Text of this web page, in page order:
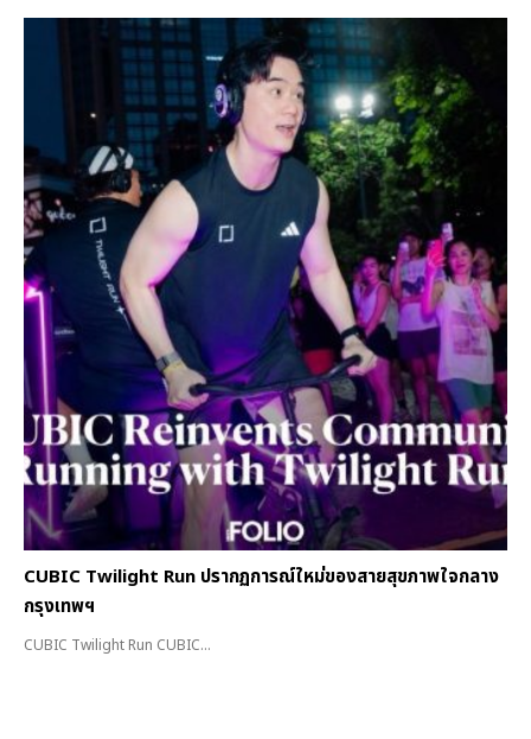
CUBIC Twilight Run ปรากฏการณ์ใหม่ของสายสุขภาพใจกลาง
กรุงเทพฯ
CUBIC Twilight Run CUBIC...